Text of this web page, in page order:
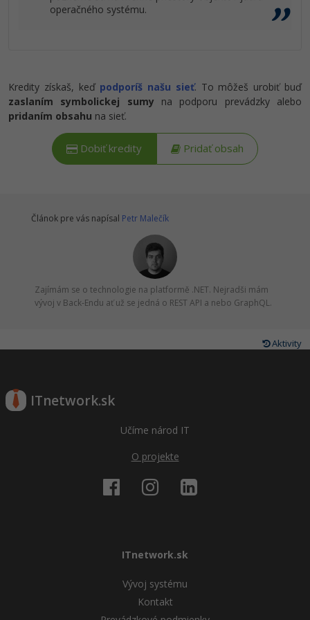
operačného systému.
Kredity získaš, keď podporíš našu sieť. To môžeš urobiť buď
zaslaním symbolickej sumy na podporu prevádzky alebo
pridaním obsahu na sieť.
Dobiť kredity Pridať obsah
Článok pre vás napísal Petr Malečík
Zajímám se o technologie na platformě .NET. Nejradši mám
vývoj v Back-Endu ať už se jedná o REST API a nebo GraphQL.
Aktivity
ITnetwork.sk
Učíme národ IT
O projekte
ITnetwork.sk
Vývoj systému
Kontakt